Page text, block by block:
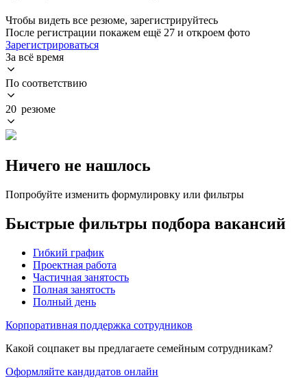
Чтобы видеть все резюме, зарегистрируйтесь
После регистрации покажем ещё 27 и откроем фото
Зарегистрироваться
За всё время
По соответствию
20 резюме
Ничего не нашлось
Попробуйте изменить формулировку или фильтры
Быстрые фильтры подбора вакансий
Гибкий график
Проектная работа
Частичная занятость
Полная занятость
Полный день
Корпоративная поддержка сотрудников
Какой соцпакет вы предлагаете семейным сотрудникам?
Оформляйте кандидатов онлайн